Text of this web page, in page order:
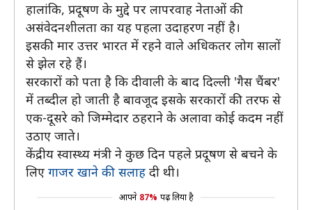
हालांकि, प्रदूषण के मुद्दे पर लापरवाह नेताओं की
असंवेदनशीलता का यह पहला उदाहरण नहीं है।
इसकी मार उत्तर भारत में रहने वाले अधिकतर लोग सालों
से झेल रहे हैं।
सरकारों को पता है कि दीवाली के बाद दिल्ली 'गैस चैंबर'
में तब्दील हो जाती है बावजूद इसके सरकारों की तरफ से
एक-दूसरे को जिम्मेदार ठहराने के अलावा कोई कदम नहीं
उठाए जाते।
केंद्रीय स्वास्थ्य मंत्री ने कुछ दिन पहले प्रदूषण से बचने के
लिए गाजर खाने की सलाह दी थी।
आपने 87% पढ़ लिया है